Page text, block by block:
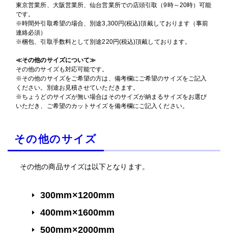
東京営業所、大阪営業所、仙台営業所での店頭引取（9時～20時）可能
です。
※時間外引取希望の場合、別途3,300円(税込)頂戴しております（事前
連絡必須）
※梱包、引取手数料として別途220円(税込)頂戴しております。
≪その他のサイズについて≫
その他のサイズも対応可能です。
※その他のサイズをご希望の方は、備考欄にご希望のサイズをご記入
ください。別途お見積させていただきます。
※ちょうどのサイズが無い場合はそのサイズが納まるサイズをお選び
いただき、ご希望のカットサイズを備考欄にご記入ください。
その他のサイズ
その他の商品サイズは以下となります。
300mm×1200mm
400mm×1600mm
500mm×2000mm